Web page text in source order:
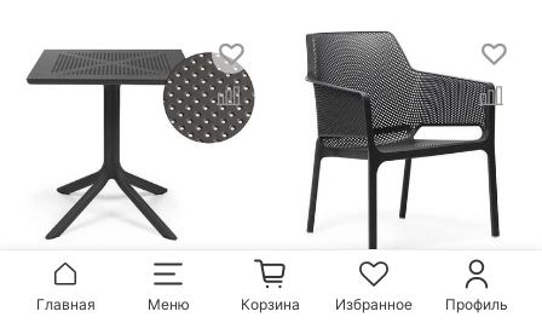
Стол пластиковый
обеденный Nardi Clip
Кресло пластиковое,
Nardi Net Relax,
Главная Меню Корзина Избранное Профиль